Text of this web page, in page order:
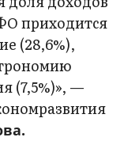
приходится
(28,6%),
(7,5%)», —